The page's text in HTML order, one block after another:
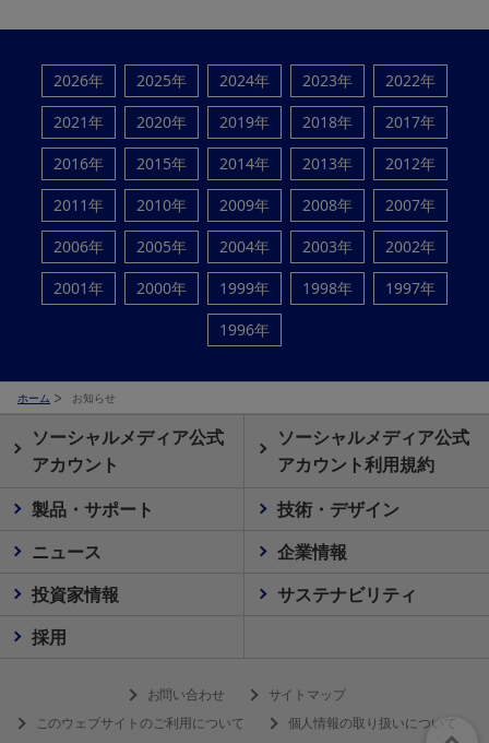
2026年 2025年 2024年 2023年
2022年
2021年
2020年 2019年 2018年
2017年
2016年
2015年 2014年 2013年
2012年
2011年
2010年 2009年 2008年
2007年
2006年
2005年 2004年 2003年
2002年
2001年
2000年 1999年 1998年
1997年
1996年
ホーム お知らせ
ソーシャルメディア公式
アカウント
ソーシャルメディア公式
アカウント利用規約
製品・サポート
技術・デザイン
ニュース
企業情報
投資家情報
サステナビリティ
採用
お問い合わせ
サイトマップ
このウェブサイトのご利用について
個人情報の取り扱いについて